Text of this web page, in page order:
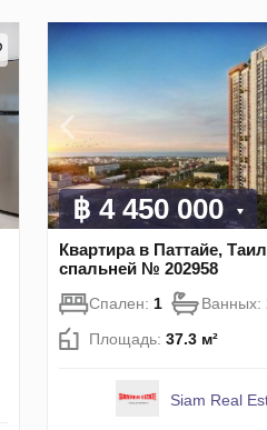
฿ 4 450 000
Квартира в Паттайе,
спальней № 202958
Спален: 1 Ванных:
Площадь: 37.3 м²
Siam Real